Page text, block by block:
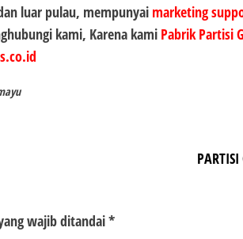
luar pulau, mempunyai marketing
kami, Karena kami Pabrik Partisi
PARTISI
wajib ditandai*